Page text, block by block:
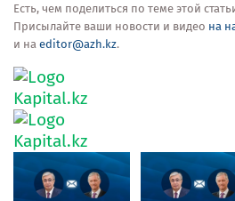
Есть, чем поделиться по теме этой
Присылайте ваши новости и видео на
и на editor@azh.kz.